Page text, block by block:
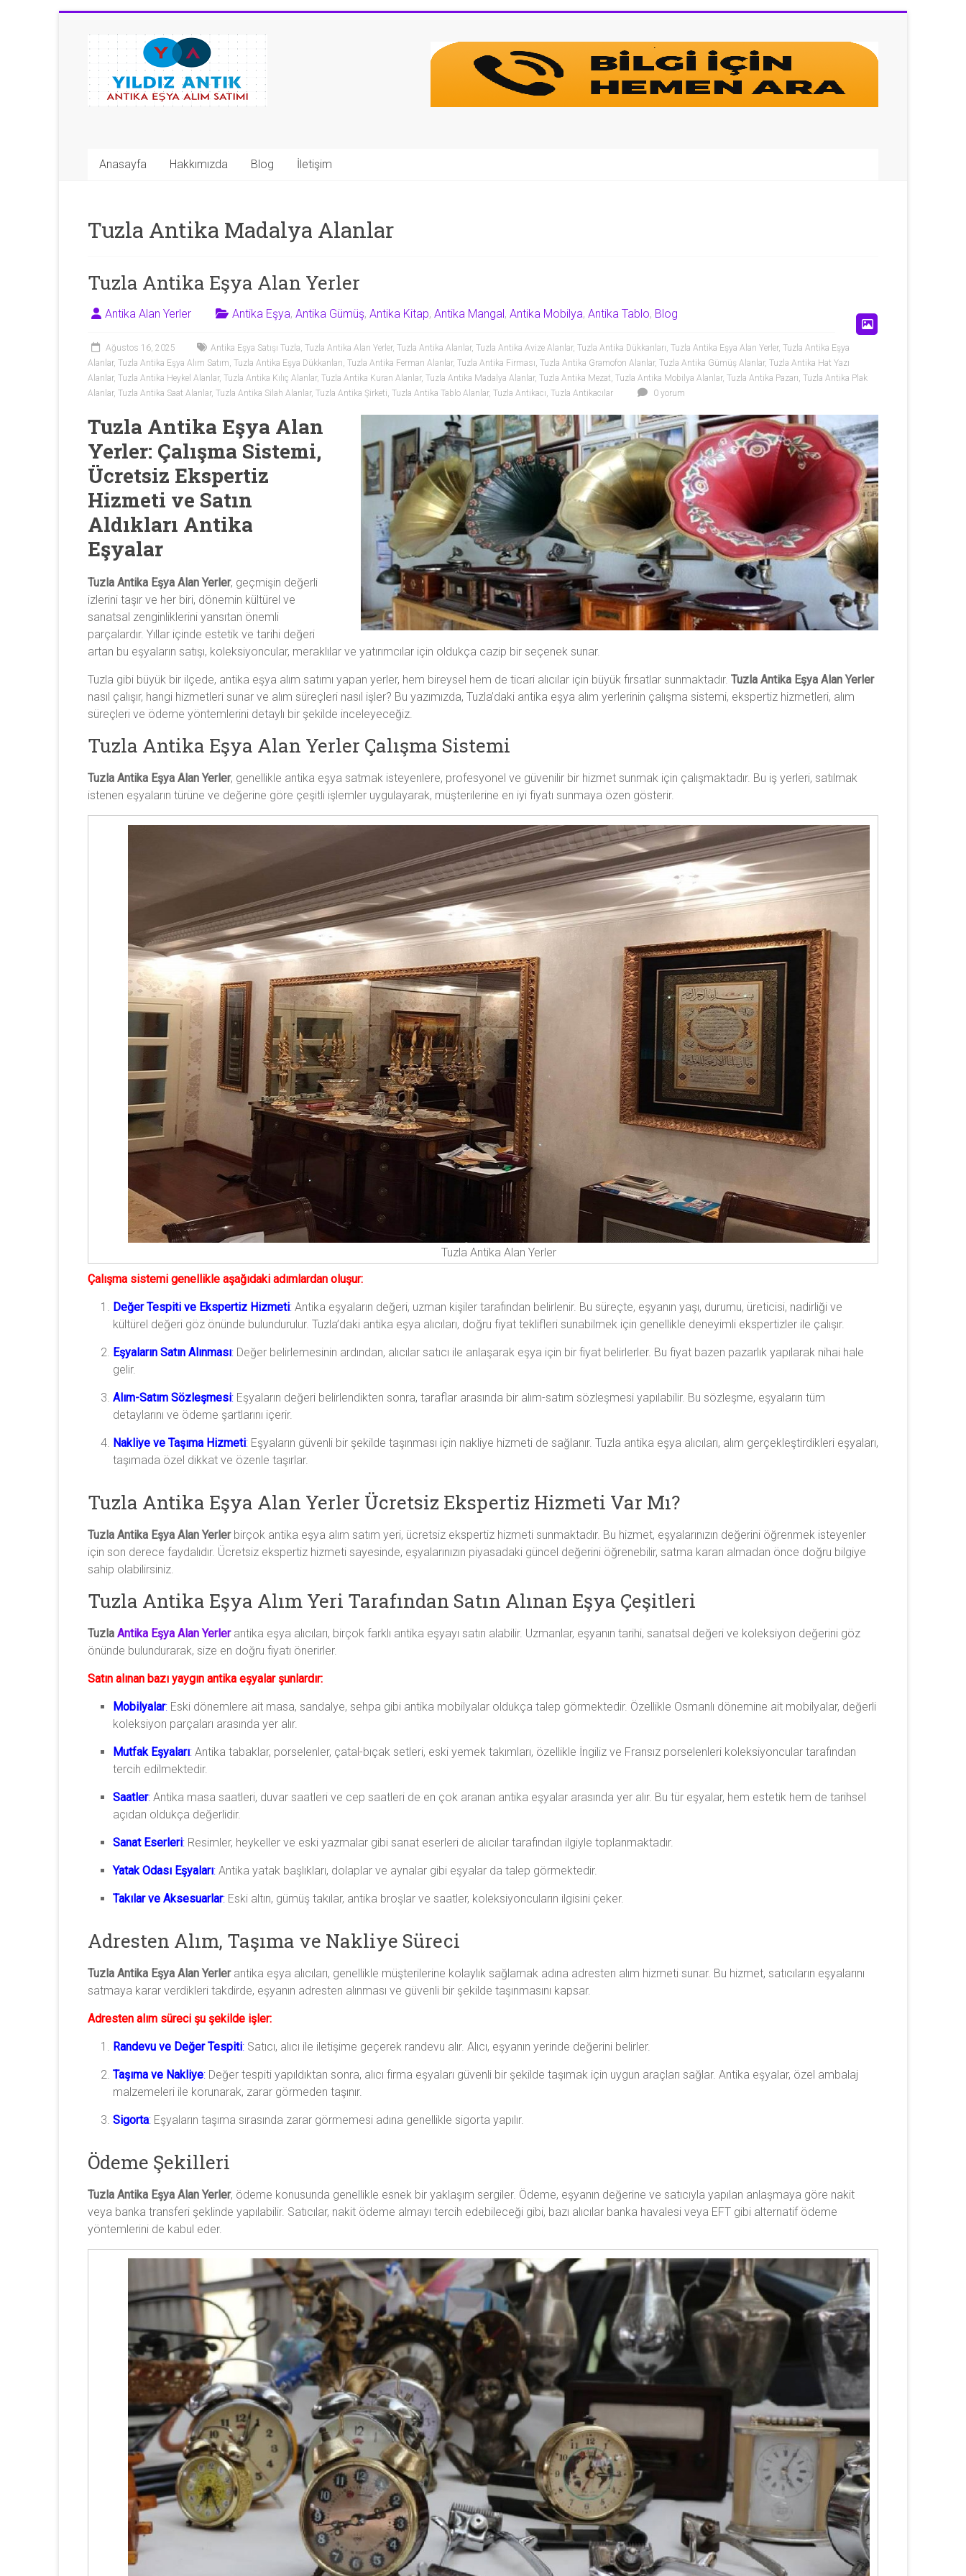
contentAntika
Eşya
Alan
543
53
50
eşya
alan
yerler
olarak
antika
tablo,
antika
plak,
mobilya,
antika
silah,
antika
obje,
antika
heykel,
porselen
antika
saat
alıyoruz.
Anasayfa Hakkımızda Blog İletişim
Tuzla Antika Madalya Alanlar
Tuzla Antika Eşya Alan Yerler
Antika Alan Yerler Antika Eşya, Antika Gümüş, Antika Kitap, Antika Mangal, Antika Mobilya, Antika Tablo, Blog
Ağustos 16, 2025 Antika Eşya Satışı Tuzla, Tuzla Antika Alan Yerler, Tuzla Antika Alanlar, Tuzla Antika Avize Alanlar, Tuzla Antika Dükkanları, Tuzla Antika Eşya Alan Yerler, Tuzla Antika Eşya
Alanlar, Tuzla Antika Eşya Alım Satım, Tuzla Antika Eşya Dükkanları, Tuzla Antika Ferman Alanlar, Tuzla Antika Firması, Tuzla Antika Gramofon Alanlar, Tuzla Antika Gümüş Alanlar, Tuzla Antika Hat Yazı
Alanlar, Tuzla Antika Heykel Alanlar, Tuzla Antika Kılıç Alanlar, Tuzla Antika Kuran Alanlar, Tuzla Antika Madalya Alanlar, Tuzla Antika Mezat, Tuzla Antika Mobilya Alanlar, Tuzla Antika Pazarı, Tuzla Antika Plak
Alanlar, Tuzla Antika Saat Alanlar, Tuzla Antika Silah Alanlar, Tuzla Antika Şirketi, Tuzla Antika Tablo Alanlar, Tuzla Antikacı, Tuzla Antikacılar 0 yorum
Tuzla Antika Eşya Alan
Yerler: Çalışma Sistemi,
Ücretsiz Ekspertiz
Hizmeti ve Satın
Aldıkları Antika
Eşyalar
Tuzla Antika Eşya Alan Yerler, geçmişin değerli
izlerini taşır ve her biri, dönemin kültürel ve
sanatsal zenginliklerini yansıtan önemli
parçalardır. Yıllar içinde estetik ve tarihi değeri
artan bu eşyaların satışı, koleksiyoncular, meraklılar ve yatırımcılar için oldukça cazip bir seçenek sunar.
Tuzla gibi büyük bir ilçede, antika eşya alım satımı yapan yerler, hem bireysel hem de ticari alıcılar için büyük fırsatlar sunmaktadır. Tuzla Antika Eşya Alan Yerler
nasıl çalışır, hangi hizmetleri sunar ve alım süreçleri nasıl işler? Bu yazımızda, Tuzla’daki antika eşya alım yerlerinin çalışma sistemi, ekspertiz hizmetleri, alım
süreçleri ve ödeme yöntemlerini detaylı bir şekilde inceleyeceğiz.
Tuzla Antika Eşya Alan Yerler Çalışma Sistemi
Tuzla Antika Eşya Alan Yerler, genellikle antika eşya satmak isteyenlere, profesyonel ve güvenilir bir hizmet sunmak için çalışmaktadır. Bu iş yerleri, satılmak
istenen eşyaların türüne ve değerine göre çeşitli işlemler uygulayarak, müşterilerine en iyi fiyatı sunmaya özen gösterir.
Tuzla Antika Alan Yerler
Çalışma sistemi genellikle aşağıdaki adımlardan oluşur:
Değer Tespiti ve Ekspertiz Hizmeti: Antika eşyaların değeri, uzman kişiler tarafından belirlenir. Bu süreçte, eşyanın yaşı, durumu, üreticisi, nadirliği ve
kültürel değeri göz önünde bulundurulur. Tuzla’daki antika eşya alıcıları, doğru fiyat teklifleri sunabilmek için genellikle deneyimli ekspertizler ile çalışır.
Eşyaların Satın Alınması: Değer belirlemesinin ardından, alıcılar satıcı ile anlaşarak eşya için bir fiyat belirlerler. Bu fiyat bazen pazarlık yapılarak nihai hale
gelir.
Alım-Satım Sözleşmesi: Eşyaların değeri belirlendikten sonra, taraflar arasında bir alım-satım sözleşmesi yapılabilir. Bu sözleşme, eşyaların tüm
detaylarını ve ödeme şartlarını içerir.
Nakliye ve Taşıma Hizmeti: Eşyaların güvenli bir şekilde taşınması için nakliye hizmeti de sağlanır. Tuzla antika eşya alıcıları, alım gerçekleştirdikleri eşyaları,
taşımada özel dikkat ve özenle taşırlar.
Tuzla Antika Eşya Alan Yerler Ücretsiz Ekspertiz Hizmeti Var Mı?
Tuzla Antika Eşya Alan Yerlerbirçok antika eşya alım satım yeri, ücretsiz ekspertiz hizmeti sunmaktadır. Bu hizmet, eşyalarınızın değerini öğrenmek isteyenler
için son derece faydalıdır. Ücretsiz ekspertiz hizmeti sayesinde, eşyalarınızın piyasadaki güncel değerini öğrenebilir, satma kararı almadan önce doğru bilgiye
sahip olabilirsiniz.
Tuzla Antika Eşya Alım Yeri Tarafından Satın Alınan Eşya Çeşitleri
Tuzla Antika Eşya Alan Yerlerantika eşya alıcıları, birçok farklı antika eşyayı satın alabilir. Uzmanlar, eşyanın tarihi, sanatsal değeri ve koleksiyon değerini göz
önünde bulundurarak, size en doğru fiyatı önerirler.
Satın alınan bazı yaygın antika eşyalar şunlardır:
Mobilyalar: Eski dönemlere ait masa, sandalye, sehpa gibi antika mobilyalar oldukça talep görmektedir. Özellikle Osmanlı dönemine ait mobilyalar, değerli
koleksiyon parçaları arasında yer alır.
Mutfak Eşyaları: Antika tabaklar, porselenler, çatal-bıçak setleri, eski yemek takımları, özellikle İngiliz ve Fransız porselenleri koleksiyoncular tarafından
tercih edilmektedir.
Saatler: Antika masa saatleri, duvar saatleri ve cep saatleri de en çok aranan antika eşyalar arasında yer alır. Bu tür eşyalar, hem estetik hem de tarihsel
açıdan oldukça değerlidir.
Sanat Eserleri: Resimler, heykeller ve eski yazmalar gibi sanat eserleri de alıcılar tarafından ilgiyle toplanmaktadır.
Yatak Odası Eşyaları: Antika yatak başlıkları, dolaplar ve aynalar gibi eşyalar da talep görmektedir.
Takılar ve Aksesuarlar: Eski altın, gümüş takılar, antika broşlar ve saatler, koleksiyoncuların ilgisini çeker.
Adresten Alım, Taşıma ve Nakliye Süreci
Tuzla Antika Eşya Alan Yerlerantika eşya alıcıları, genellikle müşterilerine kolaylık sağlamak adına adresten alım hizmeti sunar. Bu hizmet, satıcıların eşyalarını
satmaya karar verdikleri takdirde, eşyanın adresten alınması ve güvenli bir şekilde taşınmasını kapsar.
Adresten alım süreci şu şekilde işler:
Randevu ve Değer Tespiti: Satıcı, alıcı ile iletişime geçerek randevu alır. Alıcı, eşyanın yerinde değerini belirler.
Taşıma ve Nakliye: Değer tespiti yapıldıktan sonra, alıcı firma eşyaları güvenli bir şekilde taşımak için uygun araçları sağlar. Antika eşyalar, özel ambalaj
malzemeleri ile korunarak, zarar görmeden taşınır.
Sigorta: Eşyaların taşıma sırasında zarar görmemesi adına genellikle sigorta yapılır.
Ödeme Şekilleri
Tuzla Antika Eşya Alan Yerler, ödeme konusunda genellikle esnek bir yaklaşım sergiler. Ödeme, eşyanın değerine ve satıcıyla yapılan anlaşmaya göre nakit
veya banka transferi şeklinde yapılabilir. Satıcılar, nakit ödeme almayı tercih edebileceği gibi, bazı alıcılar banka havalesi veya EFT gibi alternatif ödeme
yöntemlerini de kabul eder.